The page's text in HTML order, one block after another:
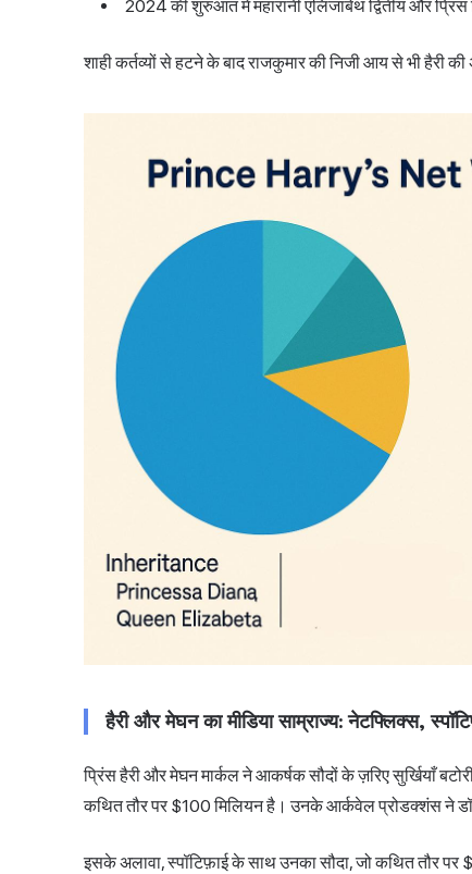
2024 की शुरुआत में महारानी एलिजाबेथ द्वितीय और प्रिंस
शाही कर्तव्यों से हटने के बाद राजकुमार की निजी आय से भी हैरी की
हैरी और मेघन का मीडिया साम्राज्य: नेटफ्लिक्स,
प्रिंस हैरी और मेघन मार्कल ने आकर्षक सौदों के ज़रिए सुर्खियाँ
कथित तौर पर $100 मिलियन है। उनके आर्कवेल प्रोडक्शंस ने
इसके अलावा, स्पॉटिफ़ाई के साथ उनका सौदा, जो कथित तौर पर